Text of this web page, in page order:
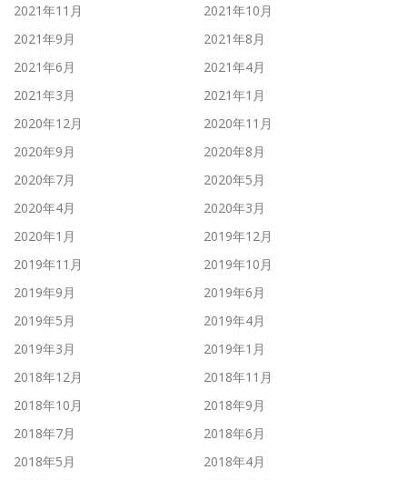
2021年11月
2021年10月
2021年9月
2021年8月
2021年6月
2021年4月
2021年3月
2021年1月
2020年12月
2020年11月
2020年9月
2020年8月
2020年7月
2020年5月
2020年4月
2020年3月
2020年1月
2019年12月
2019年11月
2019年10月
2019年9月
2019年6月
2019年5月
2019年4月
2019年3月
2019年1月
2018年12月
2018年11月
2018年10月
2018年9月
2018年7月
2018年6月
2018年5月
2018年4月